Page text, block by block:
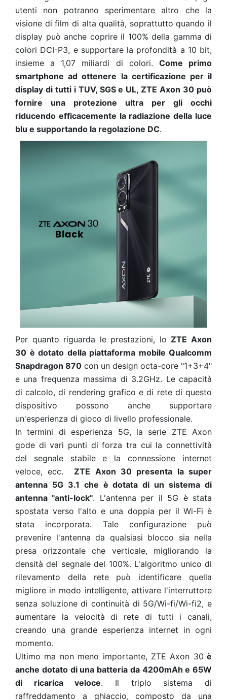
utenti non potranno sperimentare altro che la
visione di film di alta qualità, soprattutto quando il
display può anche coprire il 100% della gamma di
colori DCI-P3, e supportare la profondità a 10 bit,
insieme a 1,07 miliardi di colori. Come primo
smartphone ad ottenere la certificazione per il
display di tutti i TUV, SGS e UL, ZTE Axon 30 può
fornire una protezione ultra per gli occhi
riducendo efficacemente la radiazione della luce
blu e supportando la regolazione DC.
Per quanto riguarda le prestazioni, loZTE Axon
30 è dotato della piattaforma mobile Qualcomm
Snapdragon 870 con un design octa-core "1+3+4"
e una frequenza massima di 3.2GHz. Le capacità
di calcolo, di rendering grafico e di rete di questo
dispositivo possono anche supportare
un'esperienza di gioco di livello professionale.
In termini di esperienza 5G, la serie ZTE Axon
gode di vari punti di forza tra cui la connettività
del segnale stabile e la connessione internet
veloce, ecc.
ZTE Axon 30 presenta la super
antenna 5G 3.1 che è dotata di un sistema di
antenna "anti-lock". L'antenna per il 5G è stata
spostata verso l'alto e una doppia per il Wi-Fi è
stata incorporata. Tale configurazione può
prevenire l'antenna da qualsiasi blocco sia nella
presa orizzontale che verticale, migliorando la
densità del segnale del 100%. L'algoritmo unico di
rilevamento della rete può identificare quella
migliore in modo intelligente, attivare l'interruttore
senza soluzione di continuità di 5G/Wi-fi/Wi-fi2, e
aumentare la velocità di rete di tutti i canali,
creando una grande esperienza internet in ogni
momento.
Ultimo ma non meno importante, ZTE Axon 30 è
anche dotato di una batteria da 4200mAh e 65W
di ricarica veloce. Il triplo sistema di
raffreddamento a ghiaccio, composto da una